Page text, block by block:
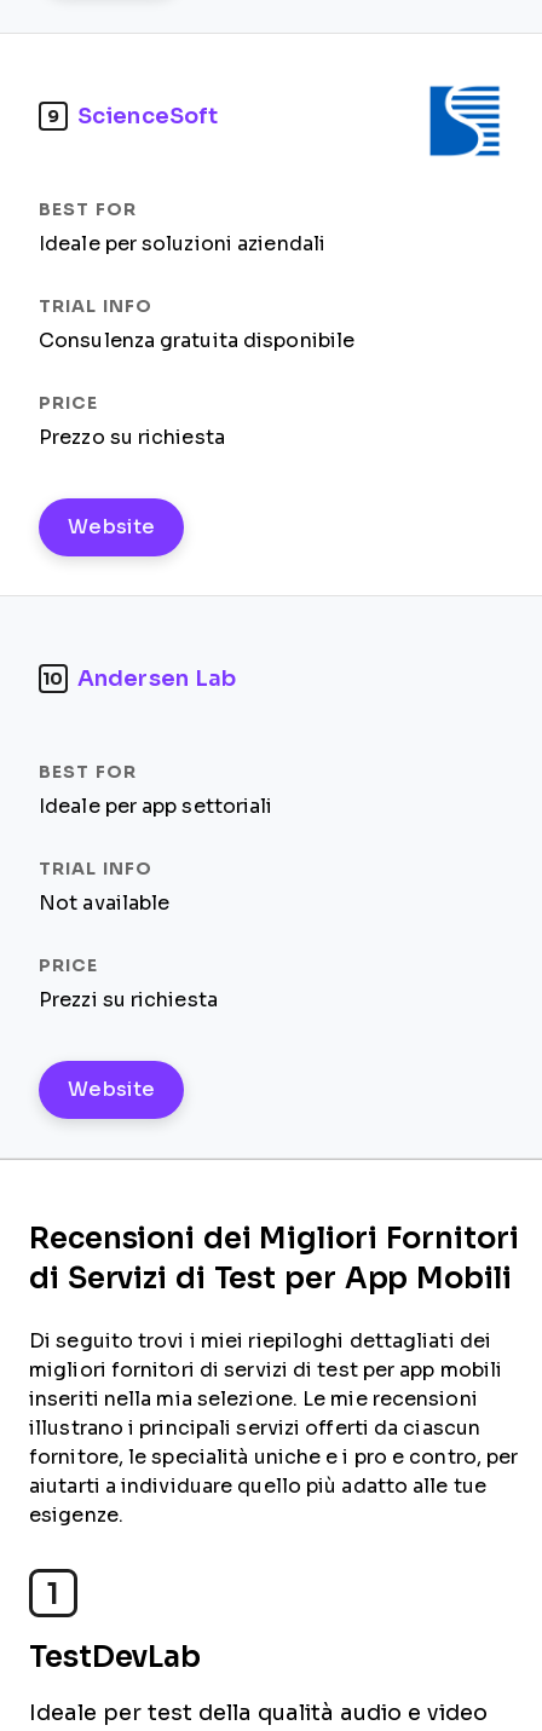
9 ScienceSoft
Ideale per soluzioni aziendali
Consulenza gratuita disponibile
Prezzo su richiesta
Website
10 Andersen Lab
Ideale per app settoriali
Not available
Prezzi su richiesta
Website
Recensioni dei Migliori Fornitori
di Servizi di Test per App Mobili
Di seguito trovi i miei riepiloghi dettagliati dei
migliori fornitori di servizi di test per app mobili
inseriti nella mia selezione. Le mie recensioni
illustrano i principali servizi offerti da ciascun
fornitore, le specialità uniche e i pro e contro, per
aiutarti a individuare quello più adatto alle tue
esigenze.
1
TestDevLab
Ideale per test della qualità audio e video